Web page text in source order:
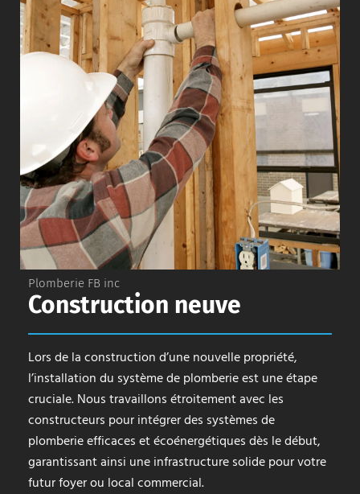
Plomberie FB inc
Construction neuve
Lors de la construction d’une nouvelle propriété,
l’installation du système de plomberie est une étape
cruciale. Nous travaillons étroitement avec les
constructeurs pour intégrer des systèmes de
plomberie efficaces et écoénergétiques dès le début,
garantissant ainsi une infrastructure solide pour votre
futur foyer ou local commercial.